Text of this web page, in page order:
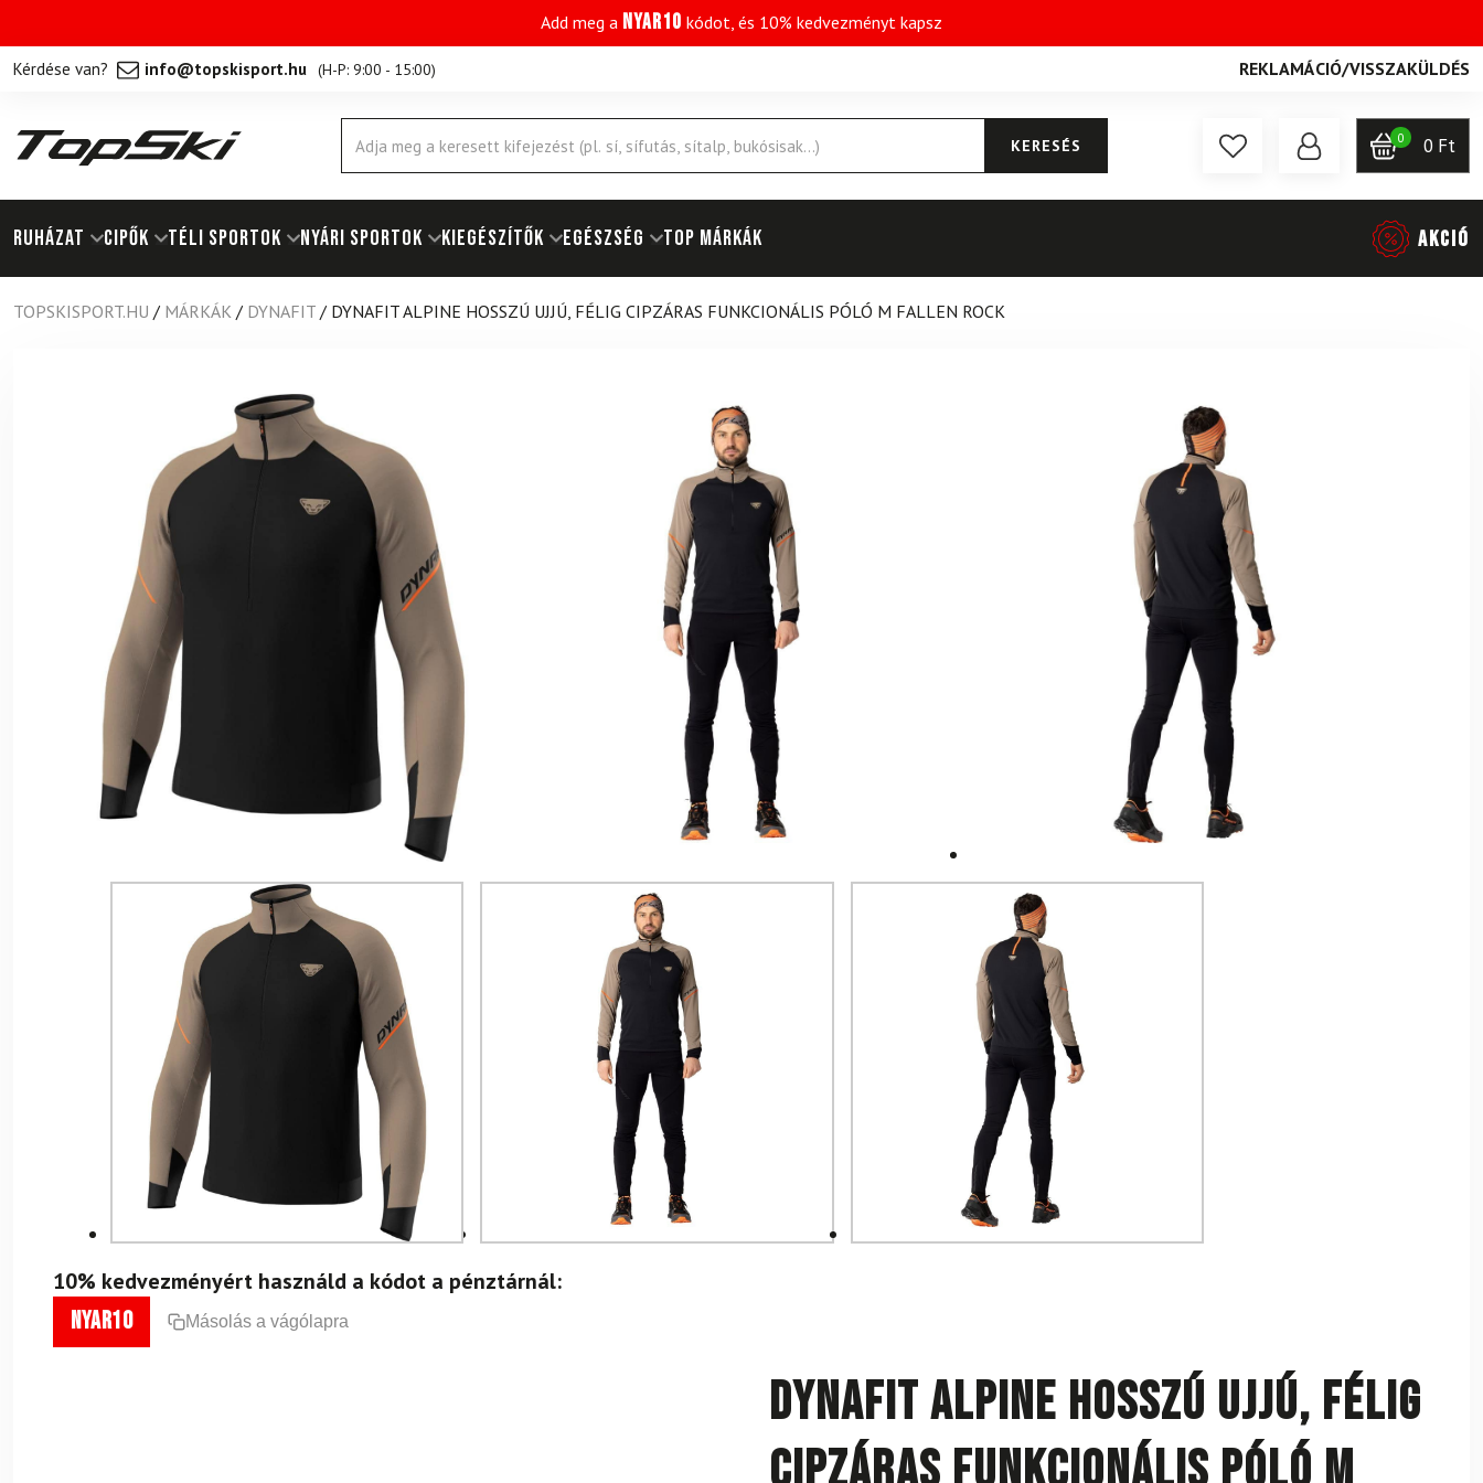
Add meg a NYAR10 kódot, és 10% kedvezményt kapsz
Kérdése van? info@topskisport.hu (H-P: 9:00 - 15:00) REKLAMÁCIÓ/VISSZAKÜLDÉS
Products
search
KERESÉS 0 0 Ft
RUHÁZAT Cipők TÉLI SPORTOK NYÁRI SPORTOK KIEGÉSZÍTŐK EGÉSZSÉG Top márkák AKCIÓ
TOPSKISPORT.HU / MÁRKÁK / DYNAFIT / DYNAFIT ALPINE HOSSZÚ UJJÚ, FÉLIG CIPZÁRAS FUNKCIONÁLIS PÓLÓ M FALLEN ROCK
10% kedvezményért használd a kódot a pénztárnál:
nyar10 Másolás a vágólapra
DYNAFIT Alpine hosszú ujjú, félig